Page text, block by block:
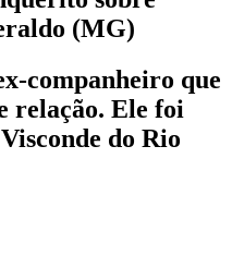
(MG)
companheiro que
relação. Ele foi
do Rio